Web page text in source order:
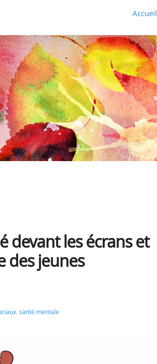
Accueil
devant les écrans et
des jeunes
, santé mentale